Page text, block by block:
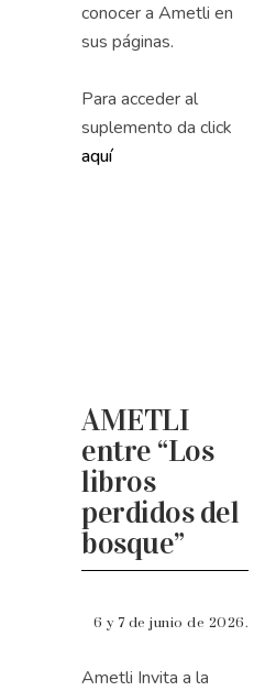
conocer a Ametli en
sus páginas.
Para acceder al
suplemento da click
aquí
AMETLI
entre “Los
libros
perdidos del
bosque”
6 y 7 de junio de 2026.
Ametli Invita a la